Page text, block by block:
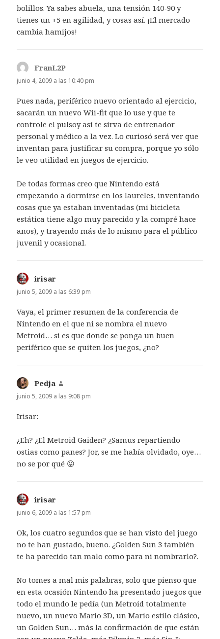
bolillos. Ya sabes abuela, una tensión 140-90 y
tienes un +5 en agilidad, y cosas así. ¡El mercado
cambia hamijos!
FranL2P
junio 4, 2009 a las 10:40 pm
Pues nada, periférico nuevo orientado al ejercicio,
sacarán un nuevo Wii-fit que lo use y que te
controle el pulsoy así te sirva de entrenador
personal y médico a la vez. Lo curiosó será ver que
inventan para justificar su compra, porque yo sólo
le veo utilidad en juegos de ejercicio.
De todas formas creo que Nintendo está
empezando a dormirse en los laureles, inventando
cosas que ya estaban inventadas (mi bicicleta
estática tiene algo muy parecido y la compré hace
años), y trayendo más de lo mismo para el público
juvenil y ocasional.
irisar
junio 5, 2009 a las 6:39 pm
Vaya, el primer resumen de la conferencia de
Nintendo en el que ni se nombra el nuevo
Metroid… si es que donde se ponga un buen
periférico que se quiten los juegos, ¿no?
Pedja
junio 5, 2009 a las 9:08 pm
Irisar:
¿Eh? ¿El Metroid Gaiden? ¿Samus repartiendo
ostias como panes? Jor, se me había olvidado, oye…
no se por qué 😛
irisar
junio 6, 2009 a las 1:57 pm
Ok, los cuatro segundos que se han visto del juego
no te han gustado, bueno. ¿Golden Sun 3 también
te ha parecido tan malo como para ni nombrarlo?.
No tomes a mal mis palabras, solo que pienso que
en esta ocasión Nintendo ha presentado juegos que
todo el mundo le pedía (un Metroid totalmente
nuevo, un nuevo Mario 3D, un Mario estilo clásico,
un Golden Sun… más la confirmación de que están